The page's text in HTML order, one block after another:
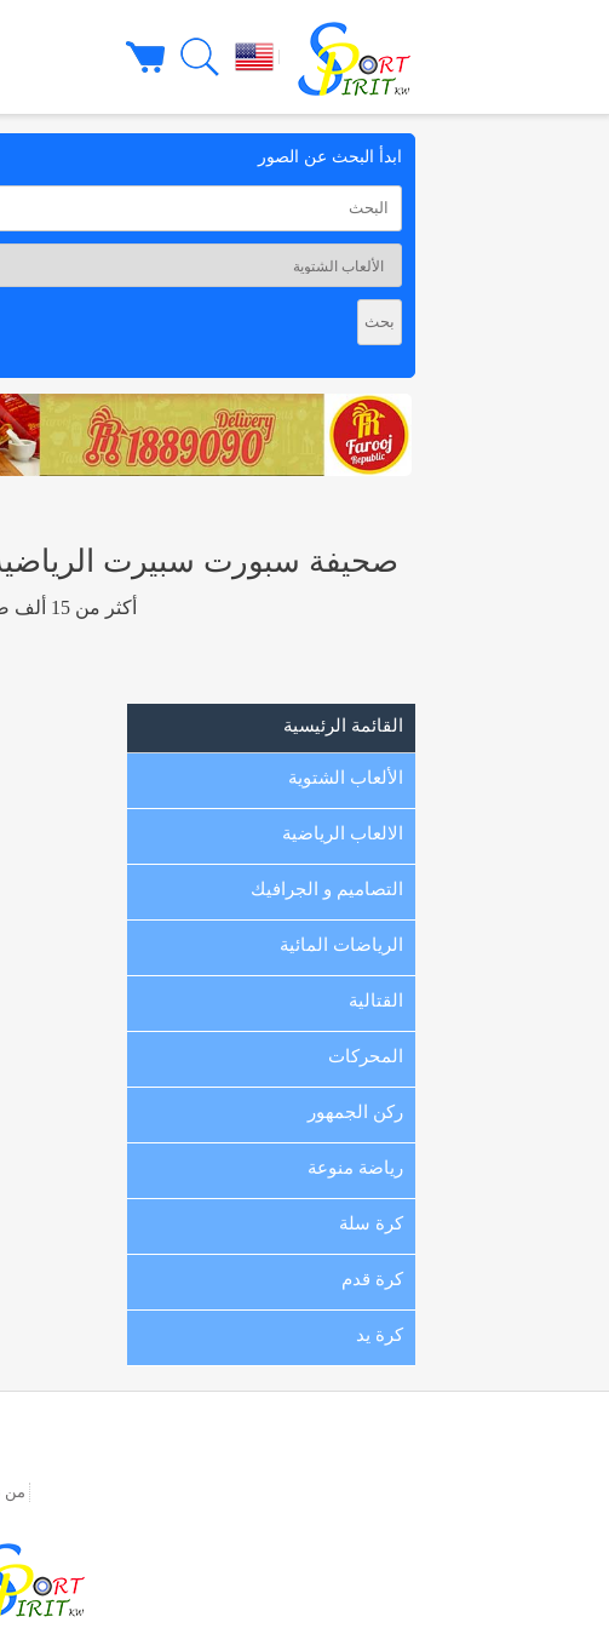
|
ابدأ البحث عن الصور
صحيفة سبورت سبيرت الرياضيه
أكثر من 15 ألف صورة رياضية عالية الجودة و عالية الوضوح من الكويت ، الخليج و العالم.
القائمة الرئيسية
الألعاب الشتوية
الالعاب الرياضية
التصاميم و الجرافيك
الرياضات المائية
القتالية
المحركات
ركن الجمهور
رياضة منوعة
كرة سلة
كرة قدم
كرة يد
من